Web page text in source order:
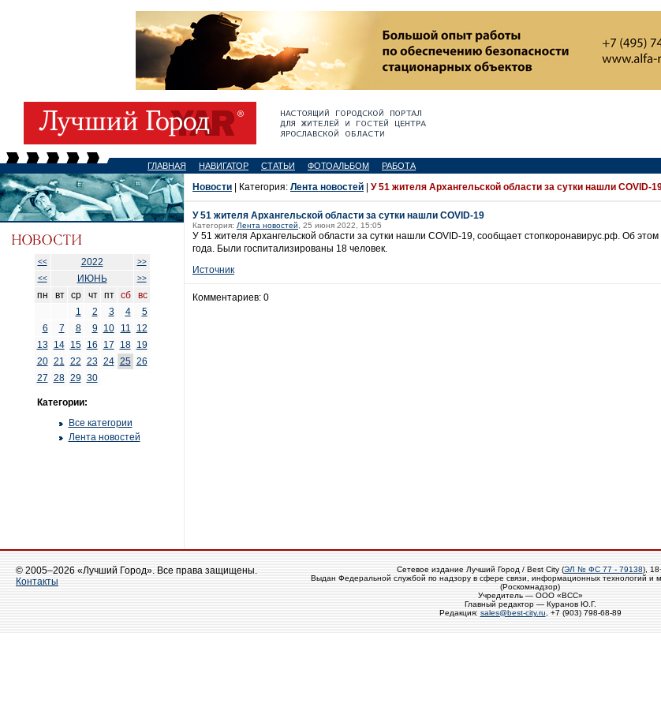
ГЛАВНАЯ НАВИГАТОР СТАТЬИ ФОТОАЛЬБОМ РАБОТА
<< 2022
>>
<<
ИЮНЬ >>
пн вт ср чт пт сб
вс
1
2 3 4
5
6
7 8 9 10 11
12
13
14 15 16 17 18
19
20 21 22 23 24 25 26
27 28 29 30
Категории:
Все категории
Лента новостей
Новости | Категория: Лента новостей У 51 жителя Архангельской области за сутки нашли COVID-
У 51 жителя Архангельской области за сутки нашли COVID-19
Категория: Лента новостей , 25 июня 2022, 15:05
У 51 жителя Архангельской области за сутки нашли COVID-19, сообщает стопкоронавирус.рф. Об
года. Были госпитализированы 18 человек.
Источник
Комментариев: 0
© 2005–2026 «Лучший Город». Все права защищены.
Контакты
Сетевое издание Лучший Город / Best City (ЭЛ № ФС 77 - 79138),
Выдан Федеральной службой по надзору в сфере связи, информационных технологий и
(Роскомнадзор)
Учредитель — ООО «ВСС»
Главный редактор — Куранов Ю.Г.
Редакция: sales@best-city.ru , +7 (903) 798-68-89